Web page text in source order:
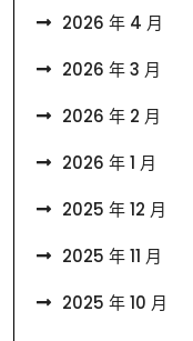
2026 年 4 月
2026 年 3 月
2026 年 2 月
2026 年 1 月
2025 年 12 月
2025 年 11 月
2025 年 10 月